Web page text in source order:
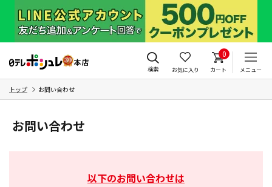
検索 お気に入り
0
カート メニュー
トップ お問い合わせ
お問い合わせ
以下のお問い合わせは